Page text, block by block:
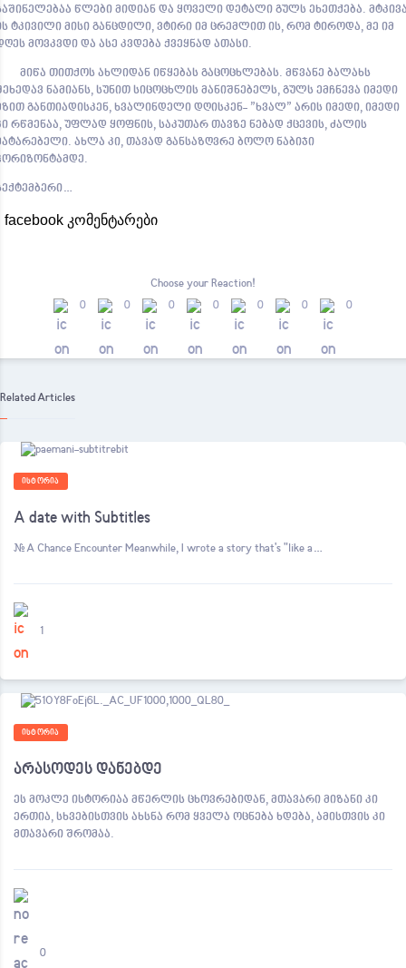
წლები მიდიან და ყოველი დეტალი გულს ეხეთქება.
ტკივილი მისი განცდილი, ვტირი იმ ცრემლით ის, რომ ტიროდა, მე იმ
მოვკვდი და ასე კვდება ქვეყნად ათასი.
თითქოს ახლიდან იწყებას გაცოცხლებას. მწვანე ბალახს
ნამიანს, სუნით სიცოცხლის მანიშნებელს, გულს ემჩნევა იმედი
განთიადისკენ, ხვალინდელი დღისკენ- ”ხვალ” არის იმედი, იმედი
რწმენაა, უფლად ყოფნის, საკუთარ თავზე ნებად ქცევის, ძალის
ახლა კი, თავად განსაზღვრე ბოლო ნაბიჯი
facebook კომენტარები
Choose your Reaction!
0
0 0 0 0 0 0
Related Articles
ᲘᲡᲢᲝᲠᲘᲐ
A date with Subtitles
# A Chance Encounter Meanwhile, I wrote a story that's "like a…
1
ᲘᲡᲢᲝᲠᲘᲐ
არასოდეს დანებდე
ეს მოკლე ისტორიაა მწერლის ცხოვრებიდან, მთავარი მიზანი კი
ერთია, სხვებისთვის ახსნა რომ ყველა ოცნება ხდება, ამისთვის კი
მთავარი შრომაა.
0